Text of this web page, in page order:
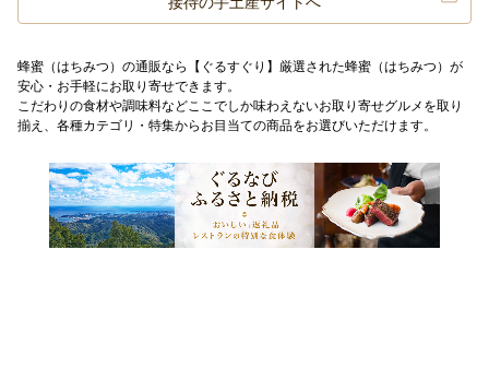
蜂蜜（はちみつ）の通販なら【ぐるすぐり】厳選された蜂蜜（はちみつ）が
安心・お手軽にお取り寄せできます。
こだわりの食材や調味料などここでしか味わえないお取り寄せグルメを取り
揃え、各種カテゴリ・特集からお目当ての商品をお選びいただけます。